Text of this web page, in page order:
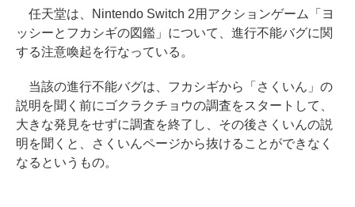
任天堂は、Nintendo Switch 2用アクションゲーム「ヨ
ッシーとフカシギの図鑑」について、進行不能バグに関
する注意喚起を行なっている。
当該の進行不能バグは、フカシギから「さくいん」の
説明を聞く前にゴクラクチョウの調査をスタートして、
大きな発見をせずに調査を終了し、その後さくいんの説
明を聞くと、さくいんページから抜けることができなく
なるというもの。